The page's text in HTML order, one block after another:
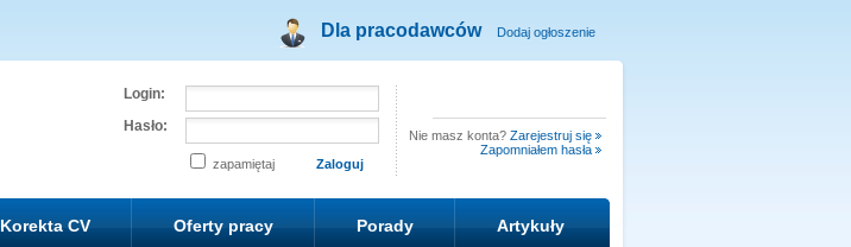
Dla pracodawców Dodaj ogłoszenie
Login:
Hasło:
zapamiętaj
Nie masz konta? Zarejestruj się
Zapomniałem hasła
Korekta CV Oferty pracy Porady Artykuły